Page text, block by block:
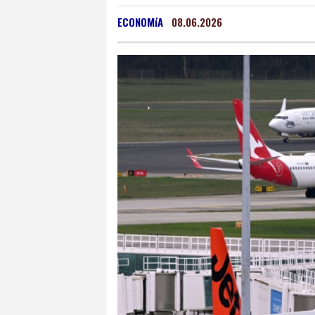
San Salvador
19 °C
Grenada
24 °C
Buenos Aires
8 °C
ECONOMíA 08.06.2026